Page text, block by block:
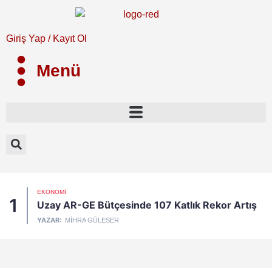
Giriş Yap / Kayıt Ol
Menü
1
EKONOMI
Uzay AR-GE Bütçesinde 107 Katlık Rekor Artış
YAZAR: MIHRA GÜLESER